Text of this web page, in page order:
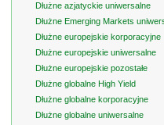
Dłużne azjatyckie uniwersalne
Dłużne Emerging Markets
Dłużne europejskie korporacyjne
Dłużne europejskie uniwersalne
Dłużne europejskie pozostałe
Dłużne globalne High Yield
Dłużne globalne korporacyjne
Dłużne globalne uniwersalne